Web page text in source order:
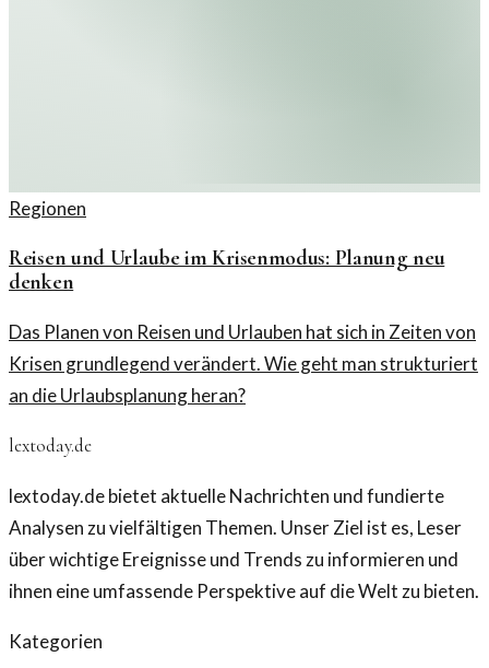
Regionen
Reisen und Urlaube im Krisenmodus: Planung neu
denken
Das Planen von Reisen und Urlauben hat sich in Zeiten von
Krisen grundlegend verändert. Wie geht man strukturiert
an die Urlaubsplanung heran?
lextoday.de
lextoday.de bietet aktuelle Nachrichten und fundierte
Analysen zu vielfältigen Themen. Unser Ziel ist es, Leser
über wichtige Ereignisse und Trends zu informieren und
ihnen eine umfassende Perspektive auf die Welt zu bieten.
Kategorien